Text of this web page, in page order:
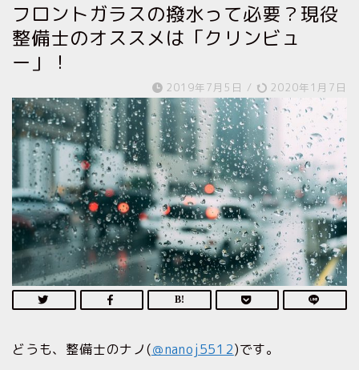
フロントガラスの撥水って必要？現役
整備士のオススメは「クリンビュ
ー」！
2019年7月5日 / 2020年1月7日
どうも、整備士のナノ(＠nanoj5512)です。